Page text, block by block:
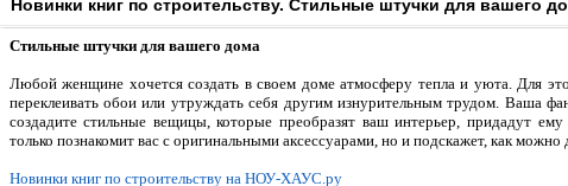
Новинки книг по строительству. Стильные штучки для вашего
Стильные штучки для вашего дома
Любой женщине хочется создать в своем доме атмосферу тепла и уюта. Для
переклеивать обои или утруждать себя другим изнурительным трудом. Ваша
создадите стильные вещицы, которые преобразят ваш интерьер, придадут
только познакомит вас с оригинальными аксессуарами, но и подскажет, как
Новинки книг по строительству на НОУ-ХАУС.ру